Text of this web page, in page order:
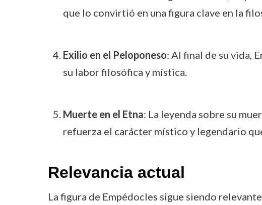
que lo convirtió en una figura clave en la
Exilio en el Peloponeso: Al final de su vida,
su labor filosófica y mística.
Muerte en el Etna: La leyenda sobre su
refuerza el carácter místico y legendario
Relevancia actual
La figura de Empédocles sigue siendo